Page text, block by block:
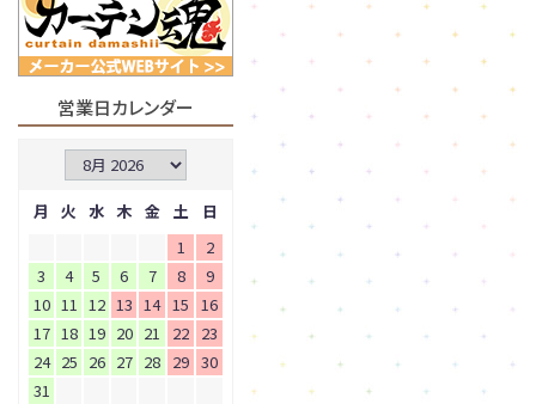
営業日カレンダー
月 火 水 木 金 土
日
1
2
3
4 5 6 7 8
9
10 11 12 13 14 15
16
17 18 19 20 21 22 23
24 25 26 27 28 29 30
31